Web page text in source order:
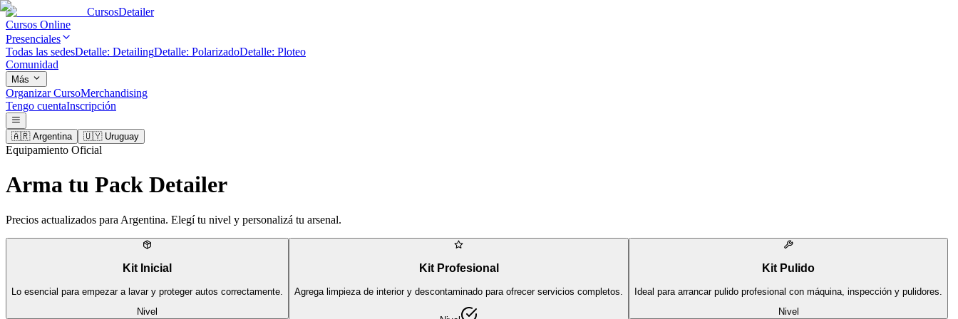
CursosDetailer
Cursos Online
Presenciales
Todas las sedesDetalle: DetailingDetalle: PolarizadoDetalle: Ploteo
Comunidad
Más
Organizar CursoMerchandising
Tengo cuentaInscripción
🇦🇷Argentina 🇺🇾Uruguay
Equipamiento Oficial
Arma tu Pack Detailer
Precios actualizados para Argentina. Elegí tu nivel y personalizá tu arsenal.
Kit Inicial
Lo esencial para empezar a lavar y proteger autos correctamente.
Nivel
Kit Profesional
Agrega limpieza de interior y descontaminado para ofrecer servicios completos.
Kit Pulido
Ideal para arrancar pulido profesional con máquina, inspección y pulidores.
Nivel